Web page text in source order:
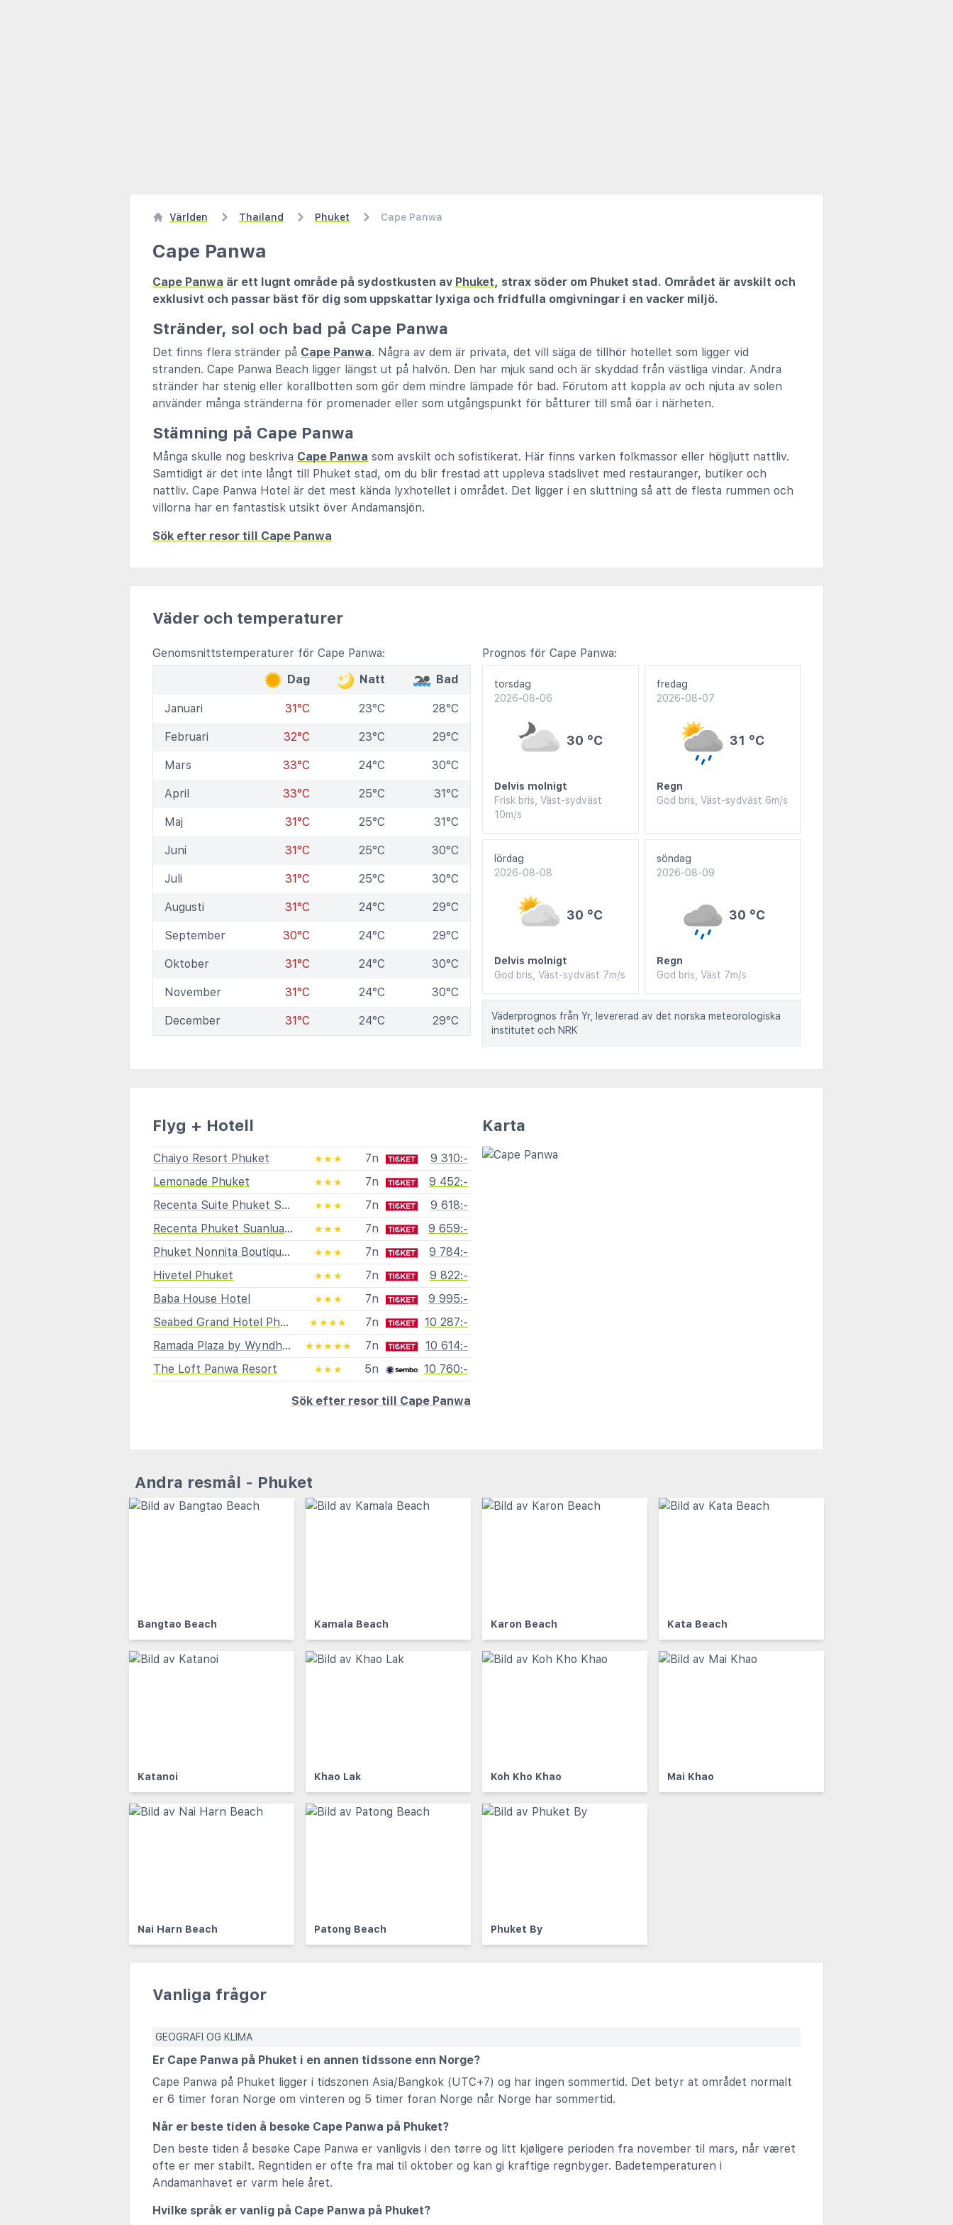
Världen Thailand Phuket Cape Panwa
Cape Panwa
Cape Panwa är ett lugnt område på sydostkusten av Phuket, strax söder om Phuket stad. Området är avskilt och
exklusivt och passar bäst för dig som uppskattar lyxiga och fridfulla omgivningar i en vacker miljö.
Stränder, sol och bad på Cape Panwa
Det finns flera stränder på Cape Panwa. Några av dem är privata, det vill säga de tillhör hotellet som ligger vid
stranden. Cape Panwa Beach ligger längst ut på halvön. Den har mjuk sand och är skyddad från västliga vindar. Andra
stränder har stenig eller korallbotten som gör dem mindre lämpade för bad. Förutom att koppla av och njuta av solen
använder många stränderna för promenader eller som utgångspunkt för båtturer till små öar i närheten.
Stämning på Cape Panwa
Många skulle nog beskriva Cape Panwa som avskilt och sofistikerat. Här finns varken folkmassor eller högljutt nattliv.
Samtidigt är det inte långt till Phuket stad, om du blir frestad att uppleva stadslivet med restauranger, butiker och
nattliv. Cape Panwa Hotel är det mest kända lyxhotellet i området. Det ligger i en sluttning så att de flesta rummen och
villorna har en fantastisk utsikt över Andamansjön.
Sök efter resor till Cape Panwa
Väder och temperaturer
Genomsnittstemperaturer för Cape Panwa:
Dag
Natt Bad
Januari 31°C 23°C 28°C
Februari 32°C 23°C 29°C
Mars 33°C 24°C 30°C
April 33°C 25°C 31°C
Maj 31°C 25°C 31°C
Juni 31°C 25°C 30°C
Juli 31°C 25°C 30°C
Augusti 31°C 24°C 29°C
September 30°C 24°C 29°C
Oktober 31°C 24°C 30°C
November 31°C 24°C 30°C
December 31°C 24°C 29°C
Prognos för Cape Panwa:
torsdag
2026-08-06
30 °C
Delvis molnigt
Frisk bris, Väst-sydväst
10m/s
fredag
2026-08-07
31 °C
Regn
God bris, Väst-sydväst 6m/s
lördag
2026-08-08
30 °C
Delvis molnigt
God bris, Väst-sydväst 7m/s
söndag
2026-08-09
30 °C
Regn
God bris, Väst 7m/s
Väderprognos från Yr, levererad av det norska meteorologiska
institutet och NRK
Flyg + Hotell
Chaiyo Resort Phuket ★★★ 7n
9 310:-
Lemonade Phuket
★★★ 7n
9 452:-
Recenta Suite Phuket Suanluang
★★★ 7n
9 618:-
Recenta Phuket Suanluang
★★★ 7n
9 659:-
Phuket Nonnita Boutique Resort
★★★ 7n
9 784:-
Hivetel Phuket
★★★ 7n
9 822:-
Baba House Hotel
★★★ 7n
9 995:-
Seabed Grand Hotel Phuket
★★★★ 7n
10 287:-
Ramada Plaza by Wyndham Chao Fah, Phuket
★★★★★ 7n
10 614:-
The Loft Panwa Resort
★★★ 5n 10 760:-
Sök efter resor till Cape Panwa
Karta
Andra resmål - Phuket
Bangtao Beach Kamala Beach Karon Beach Kata Beach
Katanoi Khao Lak Koh Kho Khao Mai Khao
Nai Harn Beach Patong Beach Phuket By
Vanliga frågor
GEOGRAFI OG KLIMA
Er Cape Panwa på Phuket i en annen tidssone enn Norge?
Cape Panwa på Phuket ligger i tidszonen Asia/Bangkok (UTC+7) og har ingen sommertid. Det betyr at området normalt
er 6 timer foran Norge om vinteren og 5 timer foran Norge når Norge har sommertid.
Når er beste tiden å besøke Cape Panwa på Phuket?
Den beste tiden å besøke Cape Panwa er vanligvis i den tørre og litt kjøligere perioden fra november til mars, når været
ofte er mer stabilt. Regntiden er ofte fra mai til oktober og kan gi kraftige regnbyger. Badetemperaturen i
Andamanhavet er varm hele året.
Hvilke språk er vanlig på Cape Panwa på Phuket?